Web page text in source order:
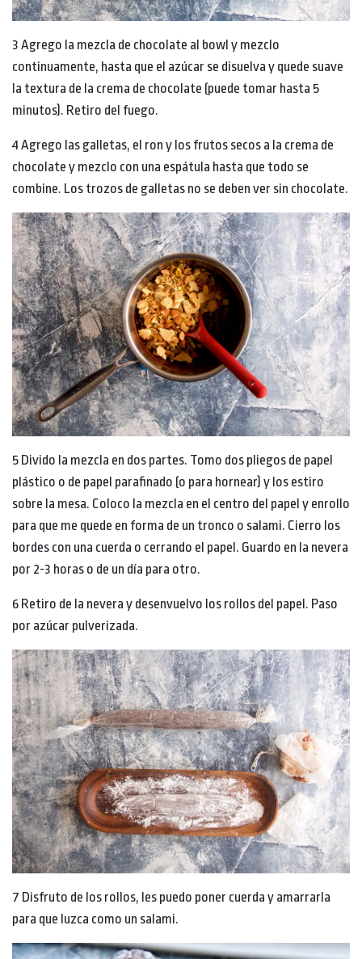
3 Agrego la mezcla de chocolate al bowl y mezclo
continuamente, hasta que el azúcar se disuelva y quede suave
la textura de la crema de chocolate (puede tomar hasta 5
minutos). Retiro del fuego.
4 Agrego las galletas, el ron y los frutos secos a la crema de
chocolate y mezclo con una espátula hasta que todo se
combine. Los trozos de galletas no se deben ver sin chocolate.
5 Divido la mezcla en dos partes. Tomo dos pliegos de papel
plástico o de papel parafinado (o para hornear) y los estiro
sobre la mesa. Coloco la mezcla en el centro del papel y enrollo
para que me quede en forma de un tronco o salami. Cierro los
bordes con una cuerda o cerrando el papel. Guardo en la nevera
por 2-3 horas o de un día para otro.
6 Retiro de la nevera y desenvuelvo los rollos del papel. Paso
por azúcar pulverizada.
7 Disfruto de los rollos, les puedo poner cuerda y amarrarla
para que luzca como un salami.